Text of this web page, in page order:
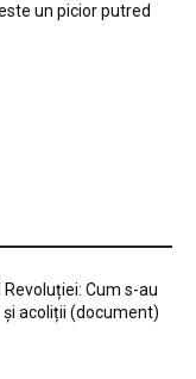
un picior putred
Cum s-au
acoliții (document)